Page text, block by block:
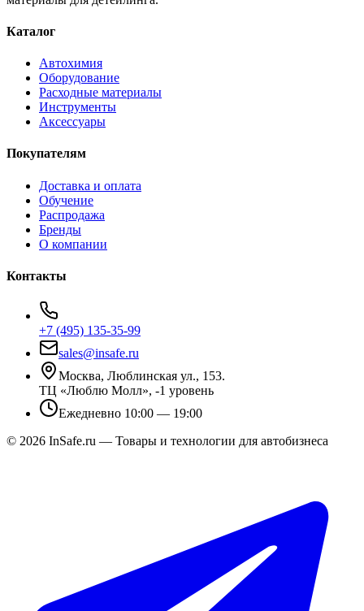
Каталог
Автохимия
Оборудование
Расходные материалы
Инструменты
Аксессуары
Покупателям
Доставка и оплата
Обучение
Распродажа
Бренды
О компании
Контакты
+7 (495) 135-35-99
sales@insafe.ru
Москва, Люблинская ул., 153.
ТЦ «Люблю Молл», -1 уровень
Ежедневно 10:00 — 19:00
© 2026 InSafe.ru — Товары и технологии для автобизнеса